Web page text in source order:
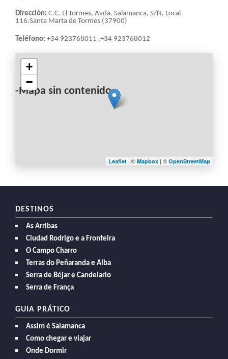
Dirección: C.C. El Tormes, Avda. Salamanca, S/N, Local
116.Santa Marta de Tormes (37900)
Teléfono: +34 923768011 ,+34 923768012
-Mapa sin contenido-
+
−
Leaflet | © Mapbox | © OpenStreetMap
DESTINOS
As Arribas
Ciudad Rodrigo e a Fronteira
O Campo Charro
Terras do Peñaranda e Alba
Serra de Béjar e Candelario
Serra de França
GUIA PRÁTICO
Assim é Salamanca
Como chegar e viajar
Onde Dormir